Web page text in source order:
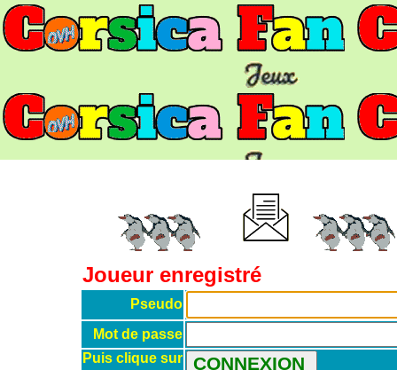
Joueur enregistré
Pseudo
Mot de passe
Puis clique sur